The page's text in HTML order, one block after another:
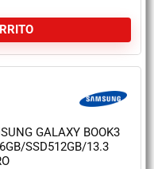
GALAXY BOOK3
SSD512GB/13.3